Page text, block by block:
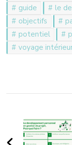
guide
le
objectifs
potentiel
voyage
d'article